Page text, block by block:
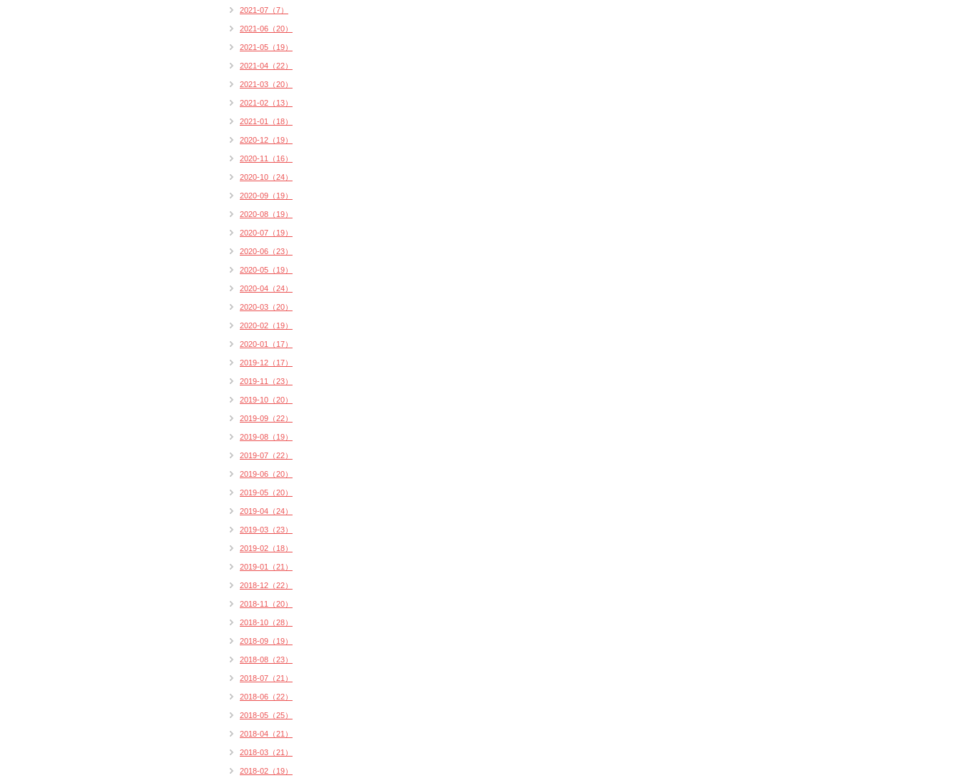
2021-07（7）
2021-06（20）
2021-05（19）
2021-04（22）
2021-03（20）
2021-02（13）
2021-01（18）
2020-12（19）
2020-11（16）
2020-10（24）
2020-09（19）
2020-08（19）
2020-07（19）
2020-06（23）
2020-05（19）
2020-04（24）
2020-03（20）
2020-02（19）
2020-01（17）
2019-12（17）
2019-11（23）
2019-10（20）
2019-09（22）
2019-08（19）
2019-07（22）
2019-06（20）
2019-05（20）
2019-04（24）
2019-03（23）
2019-02（18）
2019-01（21）
2018-12（22）
2018-11（20）
2018-10（28）
2018-09（19）
2018-08（23）
2018-07（21）
2018-06（22）
2018-05（25）
2018-04（21）
2018-03（21）
2018-02（19）